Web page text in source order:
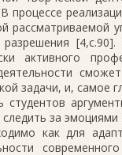
процессе
активного
задачи, и, самое
за эмоциями
как для